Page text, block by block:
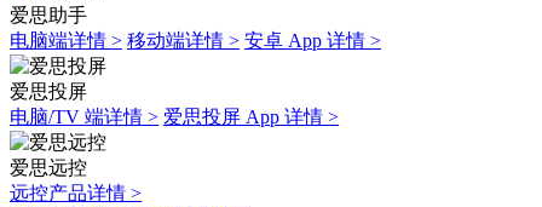
爱思助手
电脑端详情 > 移动端详情 > 安卓 App 详情 >
爱思投屏
电脑/TV 端详情 > 爱思投屏 App 详情 >
爱思远控
远控产品详情 >